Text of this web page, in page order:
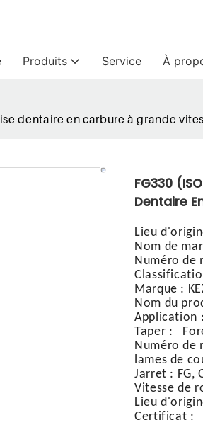
Produits Service À
dentaire en carbure à grande
FG330
Dentaire
Lieu
Nom de
Numéro de
Marque :
Nom du
Application :
Taper :
Numéro de
lames de
Jarret : FG,
Vitesse de
Lieu
Certificat :